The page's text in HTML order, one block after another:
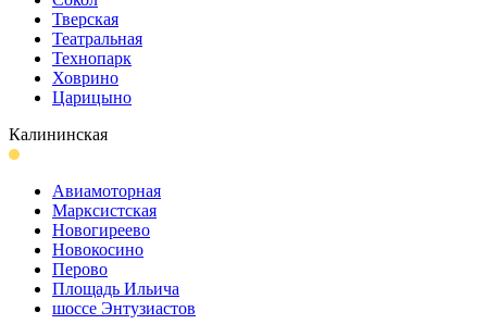
Тверская
Театральная
Технопарк
Ховрино
Царицыно
Калининская
Авиамоторная
Марксистская
Новогиреево
Новокосино
Перово
Площадь Ильича
шоссе Энтузиастов